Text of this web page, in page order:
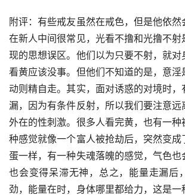
附评：有些戒友虽然在戒色，但是他依
在新人中间很常见，光看不撸和光撸不射
现的思想误区。他们以为只要不射，就对
看黄应该没事。但他们不知道的是，意
动则精自走。其实，面对诱惑的对境时
漏，因为有条件反射，所以我们要注意
外在的性刺激。很多人看完黄，也有一
种感觉就像一个富人被抢劫后，突然变
蛋一样，有一种失魂落魄的感觉，气色
也会变得呆滞无神，总之，能量走漏后
劲，能量在时，身体哪里都给力，这是